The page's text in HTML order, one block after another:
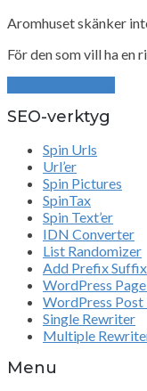
Aromhuset skänker
För den som vill ha
SEO-verktyg
Spin Urls
Url’er
Spin Pictures
SpinTax
Spin Text’er
IDN Converter
List Randomizer
Add Prefix Suffix
WordPress
WordPress Post
Single Rewriter
Multiple
Menu